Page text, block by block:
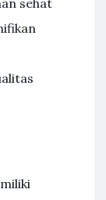
sehat